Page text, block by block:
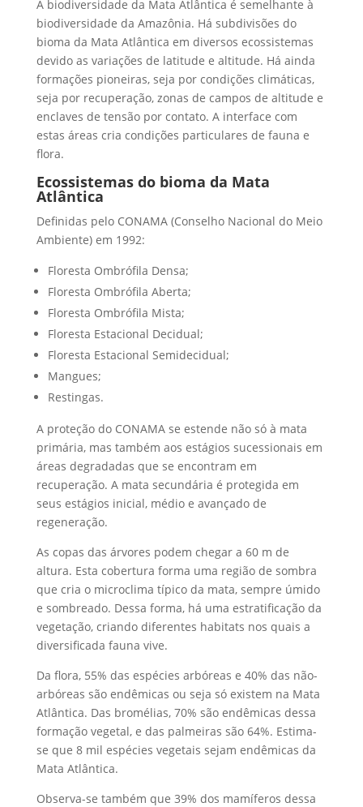
A biodiversidade da Mata Atlântica é semelhante à
biodiversidade da Amazônia. Há subdivisões do
bioma da Mata Atlântica em diversos ecossistemas
devido as variações de latitude e altitude. Há ainda
formações pioneiras, seja por condições climáticas,
seja por recuperação, zonas de campos de altitude e
enclaves de tensão por contato. A interface com
estas áreas cria condições particulares de fauna e
flora.
Ecossistemas do bioma da Mata
Atlântica
Definidas pelo CONAMA (Conselho Nacional do Meio
Ambiente) em 1992:
Floresta Ombrófila Densa;
Floresta Ombrófila Aberta;
Floresta Ombrófila Mista;
Floresta Estacional Decidual;
Floresta Estacional Semidecidual;
Mangues;
Restingas.
A proteção do CONAMA se estende não só à mata
primária, mas também aos estágios sucessionais em
áreas degradadas que se encontram em
recuperação. A mata secundária é protegida em
seus estágios inicial, médio e avançado de
regeneração.
As copas das árvores podem chegar a 60 m de
altura. Esta cobertura forma uma região de sombra
que cria o microclima típico da mata, sempre úmido
e sombreado. Dessa forma, há uma estratificação da
vegetação, criando diferentes habitats nos quais a
diversificada fauna vive.
Da flora, 55% das espécies arbóreas e 40% das não-
arbóreas são endêmicas ou seja só existem na Mata
Atlântica. Das bromélias, 70% são endêmicas dessa
formação vegetal, e das palmeiras são 64%. Estima-
se que 8 mil espécies vegetais sejam endêmicas da
Mata Atlântica.
Observa-se também que 39% dos mamíferos dessa